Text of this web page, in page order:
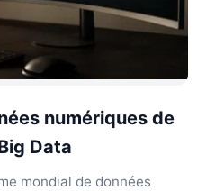
numériques de
Data
mondial de données